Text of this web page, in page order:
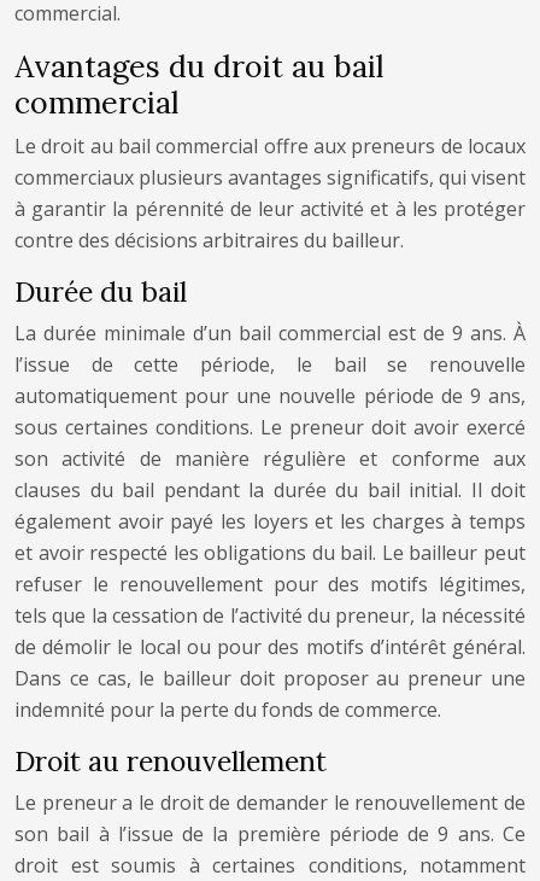
commercial.
Avantages du droit au bail
commercial
Le droit au bail commercial offre aux preneurs de locaux
commerciaux plusieurs avantages significatifs, qui visent
à garantir la pérennité de leur activité et à les protéger
contre des décisions arbitraires du bailleur.
Durée du bail
La durée minimale d’un bail commercial est de 9 ans. À
l’issue de cette période, le bail se renouvelle
automatiquement pour une nouvelle période de 9 ans,
sous certaines conditions. Le preneur doit avoir exercé
son activité de manière régulière et conforme aux
clauses du bail pendant la durée du bail initial. Il doit
également avoir payé les loyers et les charges à temps
et avoir respecté les obligations du bail. Le bailleur peut
refuser le renouvellement pour des motifs légitimes,
tels que la cessation de l’activité du preneur, la nécessité
de démolir le local ou pour des motifs d’intérêt général.
Dans ce cas, le bailleur doit proposer au preneur une
indemnité pour la perte du fonds de commerce.
Droit au renouvellement
Le preneur a le droit de demander le renouvellement de
son bail à l’issue de la première période de 9 ans. Ce
droit est soumis à certaines conditions, notamment